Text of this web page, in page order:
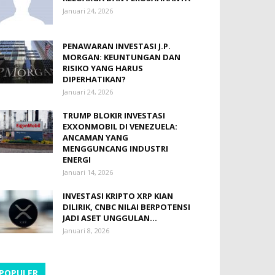
Januari 24, 2026
PENAWARAN INVESTASI J.P.
MORGAN: KEUNTUNGAN DAN
RISIKO YANG HARUS
DIPERHATIKAN?
Januari 24, 2026
TRUMP BLOKIR INVESTASI
EXXONMOBIL DI VENEZUELA:
ANCAMAN YANG
MENGGUNCANG INDUSTRI
ENERGI
Januari 14, 2026
INVESTASI KRIPTO XRP KIAN
DILIRIK, CNBC NILAI BERPOTENSI
JADI ASET UNGGULAN...
Januari 8, 2026